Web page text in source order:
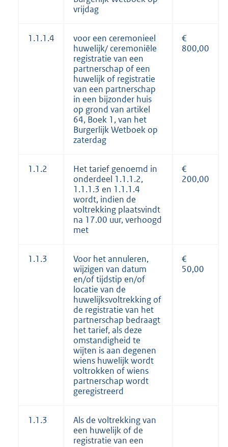
vrijdag
1.1.1.4
voor een ceremonieel
huwelijk/ ceremoniële
registratie van een
partnerschap of een
huwelijk of registratie
van een partnerschap
in een bijzonder huis
op grond van artikel
64, Boek 1, van het
Burgerlijk Wetboek op
zaterdag
€
800,00
1.1.2
Het tarief genoemd in
onderdeel 1.1.1.2,
1.1.1.3 en 1.1.1.4
wordt, indien de
voltrekking plaatsvindt
na 17.00 uur, verhoogd
met
€
200,00
1.1.3
Voor het annuleren,
wijzigen van datum
en/of tijdstip en/of
locatie van de
huwelijksvoltrekking of
de registratie van het
partnerschap bedraagt
het tarief, als deze
omstandigheid te
wijten is aan degenen
wiens huwelijk wordt
voltrokken of wiens
partnerschap wordt
geregistreerd
€
50,00
1.1.3
Als de voltrekking van
een huwelijk of de
registratie van een